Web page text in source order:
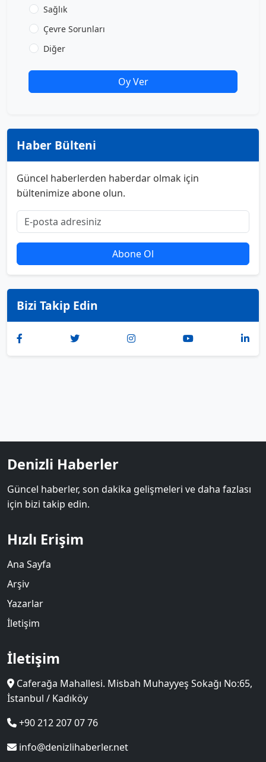
Sağlık
Çevre Sorunları
Diğer
Oy Ver
Haber Bülteni
Güncel haberlerden haberdar olmak için
bültenimize abone olun.
Abone Ol
Bizi Takip Edin
Denizli Haberler
Güncel haberler, son dakika gelişmeleri ve daha fazlası
için bizi takip edin.
Hızlı Erişim
Ana Sayfa
Arşiv
Yazarlar
İletişim
İletişim
Caferağa Mahallesi. Misbah Muhayyeş Sokağı No:65,
İstanbul / Kadıköy
+90 212 207 07 76
info@denizlihaberler.net